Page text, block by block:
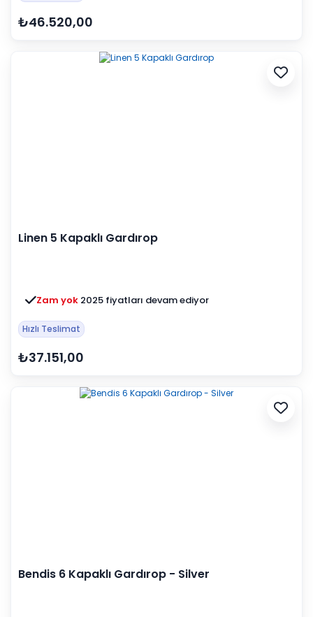
₺46.520,00
Linen 5 Kapaklı Gardırop
Zam yok 2025 fiyatları devam ediyor
Hızlı Teslimat
₺37.151,00
Bendis 6 Kapaklı Gardırop - Silver